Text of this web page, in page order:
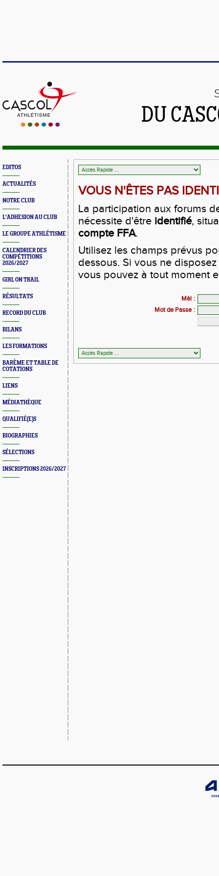
DU
EDITOS
ACTUALITÉS
NOTRE CLUB
L'ADHESION AU CLUB
LE GROUPE ATHLÉTISME
CALENDRIER DES
COMPÉTITIONS
2026/2027
GIRL ON TRAIL
RÉSULTATS
RECORD DU CLUB
BILANS
LES FORMATIONS
BARÈME ET TABLE DE
COTATIONS
LIENS
MÉDIATHÈQUE
QUALIFIÉ(E)S
BIOGRAPHIES
SÉLECTIONS
INSCRIPTIONS 2026/2027
VOUS N'ÊTES PAS
La participation aux forums
nécessite d'être identifié,
compte FFA.
Utilisez les champs prévus
dessous. Si vous ne
vous pouvez à tout moment
Mèl :
Mot de Passe :